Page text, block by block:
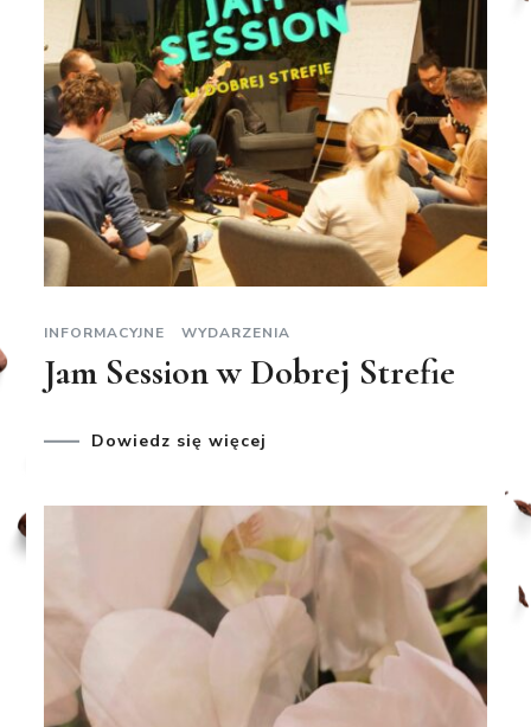
INFORMACYJNE WYDARZENIA
Jam Session w Dobrej Strefie
Dowiedz się więcej